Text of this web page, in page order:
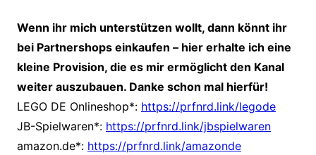
Wenn ihr mich unterstützen wollt, dann könnt ihr
bei Partnershops einkaufen – hier erhalte ich eine
kleine Provision, die es mir ermöglicht den Kanal
weiter auszubauen. Danke schon mal hierfür!
LEGO DE Onlineshop*: https://prfnrd.link/legode
JB-Spielwaren*: https://prfnrd.link/jbspielwaren
amazon.de*: https://prfnrd.link/amazonde